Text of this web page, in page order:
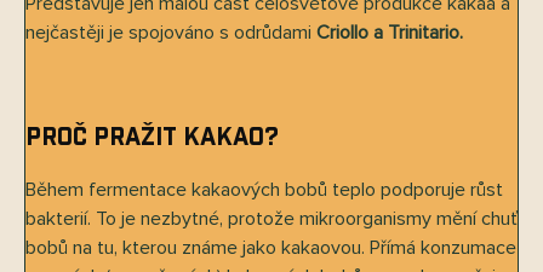
nejčastěji je spojováno s odrůdami Criollo a Trinitario.
Proč pražit kakao?
Během fermentace kakaových bobů teplo podporuje růst
bakterií. To je nezbytné, protože mikroorganismy mění chuť
bobů na tu, kterou známe jako kakaovou. Přímá konzumace